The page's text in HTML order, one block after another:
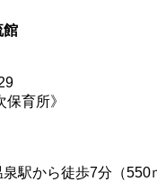
館
保育所》
駅から徒歩7分（550